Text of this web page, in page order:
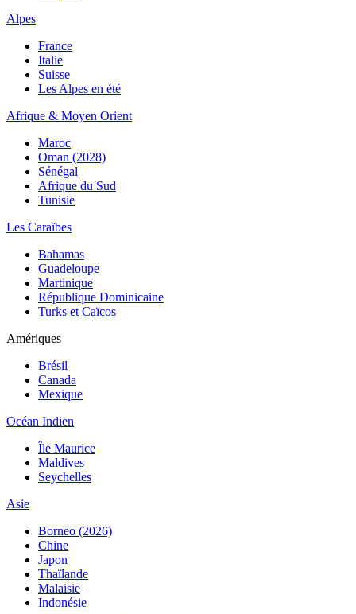
Alpes
France
Italie
Suisse
Les Alpes en été
Afrique & Moyen Orient
Maroc
Oman (2028)
Sénégal
Afrique du Sud
Tunisie
Les Caraïbes
Bahamas
Guadeloupe
Martinique
République Dominicaine
Turks et Caïcos
Amériques
Brésil
Canada
Mexique
Océan Indien
Île Maurice
Maldives
Seychelles
Asie
Borneo (2026)
Chine
Japon
Thaïlande
Malaisie
Indonésie